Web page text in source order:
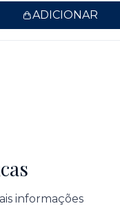
ADICIONAR
informações